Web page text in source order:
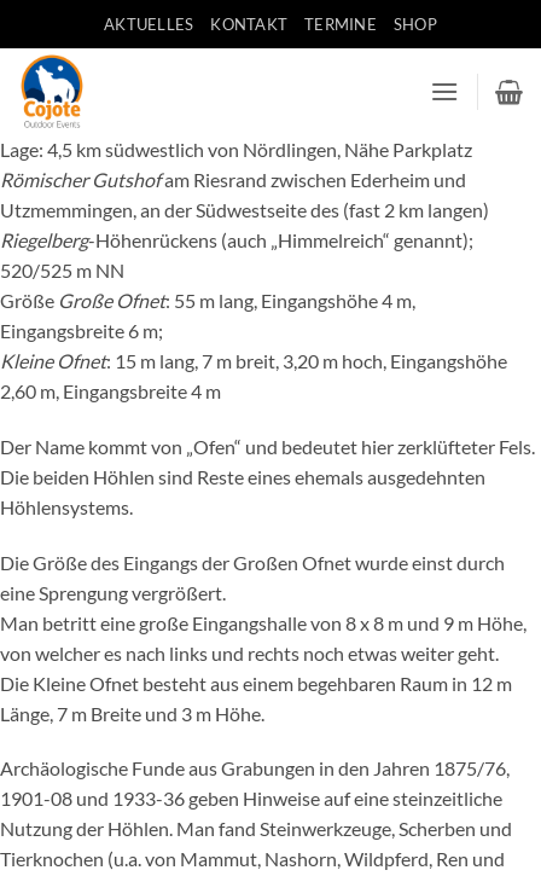
Inhalt
springen
AKTUELLES KONTAKT TERMINE SHOP
Lage: 4,5 km südwestlich von Nördlingen, Nähe Parkplatz
Römischer Gutshofam Riesrand zwischen Ederheim und
Utzmemmingen, an der Südwestseite des (fast 2 km langen)
Riegelberg-Höhenrückens (auch „Himmelreich“ genannt);
520/525 m NN
Größe Große Ofnet: 55 m lang, Eingangshöhe 4 m,
Eingangsbreite 6 m;
Kleine Ofnet: 15 m lang, 7 m breit, 3,20 m hoch, Eingangshöhe
2,60 m, Eingangsbreite 4 m
Der Name kommt von „Ofen“ und bedeutet hier zerklüfteter Fels.
Die beiden Höhlen sind Reste eines ehemals ausgedehnten
Höhlensystems.
Die Größe des Eingangs der Großen Ofnet wurde einst durch
eine Sprengung vergrößert.
Man betritt eine große Eingangshalle von 8 x 8 m und 9 m Höhe,
von welcher es nach links und rechts noch etwas weiter geht.
Die Kleine Ofnet besteht aus einem begehbaren Raum in 12 m
Länge, 7 m Breite und 3 m Höhe.
Archäologische Funde aus Grabungen in den Jahren 1875/76,
1901-08 und 1933-36 geben Hinweise auf eine steinzeitliche
Nutzung der Höhlen. Man fand Steinwerkzeuge, Scherben und
Tierknochen (u.a. von Mammut, Nashorn, Wildpferd, Ren und